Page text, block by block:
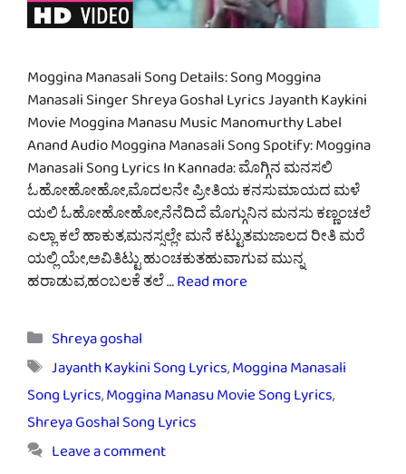
Moggina Manasali Song Details: Song Moggina
Manasali Singer Shreya Goshal Lyrics Jayanth Kaykini
Movie Moggina Manasu Music Manomurthy Label
Anand Audio Moggina Manasali Song Spotify: Moggina
Manasali Song Lyrics In Kannada: ಮೊಗ್ಗಿನ ಮನಸಲಿ
ಓಹೋಹೋಹೋ,ಮೊದಲನೇ ಪ್ರೀತಿಯ ಕನಸುಮಾಯದ ಮಳೆ
ಯಲಿ ಓಹೋಹೋಹೋ,ನೆನೆದಿದೆ ಮೊಗ್ಗುನಿನ ಮನಸು ಕಣ್ಣಂಚಲೆ
ಎಲ್ಲಾ ಕಲೆ ಹಾಕುತ,ಮನಸ್ಸಲ್ಲೇ ಮನೆ ಕಟ್ಟುತಮಜಾಲದ ರೀತಿ ಮರೆ
ಯಲ್ಲಿ ಯೇ,ಅವಿತಿಟ್ಟು ಹುಂಚಕುತಹುವಾಗುವ ಮುನ್ನ
ಹರಾಡುವ,ಹಂಬಲಕೆ ತಲೆ …Read more
Categories
Shreya goshal
Tags
Jayanth Kaykini Song Lyrics,Moggina Manasali
Song Lyrics,Moggina Manasu Movie Song Lyrics,
Shreya Goshal Song Lyrics
Leave a comment